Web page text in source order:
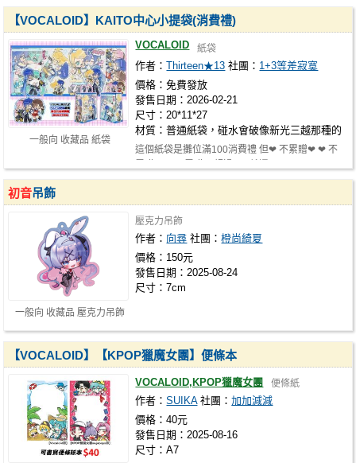
一般向 收藏品 紙袋
【VOCALOID】KAITO中心小提袋(消費禮)
VOCALOID 紙袋
作者：Thirteen★13 社團： 1+3等差寂寞
價格：免費發放
發售日期：2026-02-21
尺寸：20*11*27
材質：普通紙袋，碰水會破像新光三越那種的
這個紙袋是攤位滿100消費禮 但❤︎ 不累贈❤︎ ❤︎ 不
一般向 收藏品 壓克力吊飾
初音吊飾
壓克力吊飾
作者： 向尋 社團：橙尚綺夏
價格：150元
發售日期：2025-08-24
尺寸：7cm
【VOCALOID】【KPOP獵魔女團】便條本
VOCALOID,KPOP獵魔女團 便條紙
作者：SUIKA 社團：加加減減
價格：40元
發售日期：2025-08-16
尺寸：A7